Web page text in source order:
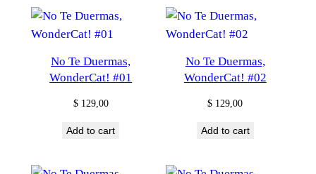
No Te Duermas,
WonderCat! #01
$129,00
Add to cart
No Te Duermas,
WonderCat! #02
$ 129,00
Add to cart